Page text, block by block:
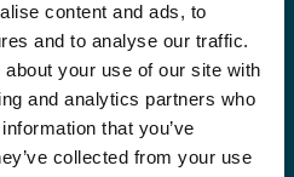
content and ads, to
and to analyse our traffic.
your use of our site with
and analytics partners who
that you’ve
collected from your use